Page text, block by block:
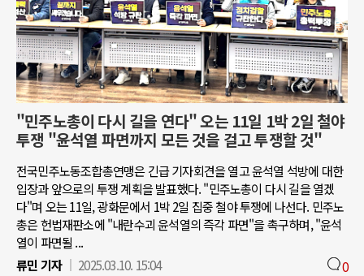
"민주노총이 다시 길을 연다" 오는 11일 1박 2일 철야
투쟁 "윤석열 파면까지 모든 것을 걸고 투쟁할 것"
전국민주노동조합총연맹은 긴급 기자회견을 열고 윤석열 석방에 대한
입장과 앞으로의 투쟁 계획을 발표했다. "민주노총이 다시 길을 열겠
다"며 오는 11일, 광화문에서 1박 2일 집중 철야 투쟁에 나선다. 민주노
총은 헌법재판소에 "내란수괴 윤석열의 즉각 파면"을 촉구하며, "윤석
열이 파면될 ...
류민 기자
2025.03.10. 15:04 0